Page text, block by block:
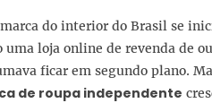
do interior do Brasil se
uma loja online de revenda de
ficar em segundo plano.
de roupa independente